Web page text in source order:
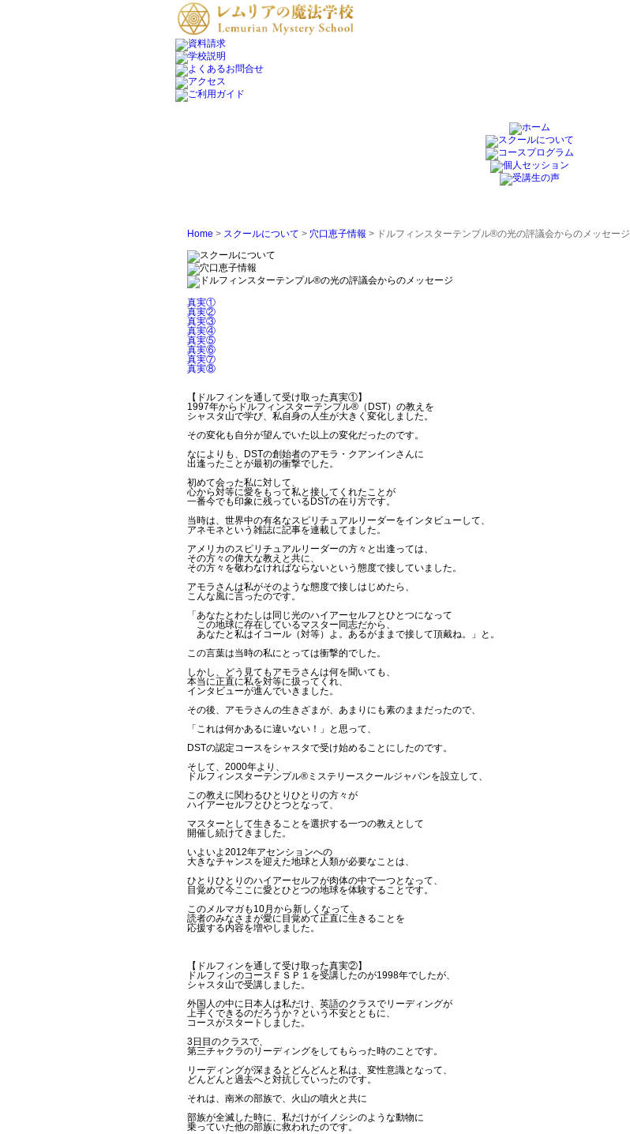
Home > スクールについて > 穴口恵子情報 > ドルフィンスターテンプル®の光の評議会からのメッセージ
真実①
真実②
真実③
真実④
真実⑤
真実⑥
真実⑦
真実⑧
【ドルフィンを通して受け取った真実①】
1997年からドルフィンスターテンプル®（DST）の教えを
シャスタ山で学び、私自身の人生が大きく変化しました。
その変化も自分が望んでいた以上の変化だったのです。
なによりも、DSTの創始者のアモラ・クアンインさんに
出逢ったことが最初の衝撃でした。
初めて会った私に対して、
心から対等に愛をもって私と接してくれたことが
一番今でも印象に残っているDSTの在り方です。
当時は、世界中の有名なスピリチュアルリーダーをインタビューして、
アネモネという雑誌に記事を連載してました。
アメリカのスピリチュアルリーダーの方々と出逢っては、
その方々の偉大な教えと共に、
その方々を敬わなければならないという態度で接していました。
アモラさんは私がそのような態度で接しはじめたら、
こんな風に言ったのです。
「あなたとわたしは同じ光のハイアーセルフとひとつになって
この地球に存在しているマスター同志だから、
あなたと私はイコール（対等）よ。あるがままで接して頂戴ね。」と。
この言葉は当時の私にとっては衝撃的でした。
しかし、どう見てもアモラさんは何を聞いても、
本当に正直に私を対等に扱ってくれ、
インタビューが進んでいきました。
その後、アモラさんの生きざまが、あまりにも素のままだったので、
「これは何かあるに違いない！」と思って、
DSTの認定コースをシャスタで受け始めることにしたのです。
そして、2000年より、
ドルフィンスターテンプル®ミステリースクールジャパンを設立して、
この教えに関わるひとりひとりの方々が
ハイアーセルフとひとつとなって、
マスターとして生きることを選択する一つの教えとして
開催し続けてきました。
いよいよ2012年アセンションへの
大きなチャンスを迎えた地球と人類が必要なことは、
ひとりひとりのハイアーセルフが肉体の中で一つとなって、
目覚めて今ここに愛とひとつの地球を体験することです。
このメルマガも10月から新しくなって、
読者のみなさまが愛に目覚めて正直に生きることを
応援する内容を増やしました。
【ドルフィンを通して受け取った真実②】
ドルフィンのコースＦＳＰ１を受講したのが1998年でしたが、
シャスタ山で受講しました。
外国人の中に日本人は私だけ、英語のクラスでリーディングが
上手くできるのだろうか？という不安とともに、
コースがスタートしました。
3日目のクラスで、
第三チャクラのリーディングをしてもらった時のことです。
リーディングが深まるとどんどんと私は、変性意識となって、
どんどんと過去へと対抗していったのです。
それは、南米の部族で、火山の噴火と共に
部族が全滅した時に、私だけがイノシシのような動物に
乗っていた他の部族に救われたのです。